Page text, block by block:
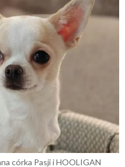
córka Pasji i HOOLIGAN